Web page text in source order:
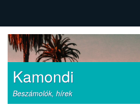
Kamondi
Beszámolók, hírek